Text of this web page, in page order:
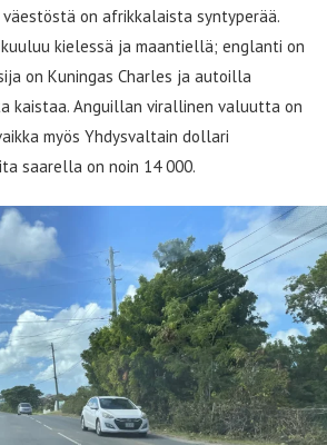
on afrikkalaista syntyperää.
kielessä ja maantiellä; englanti on
on Kuningas Charles ja autoilla
kaistaa. Anguillan virallinen valuutta on
myös Yhdysvaltain dollari
saarella on noin 14 000.